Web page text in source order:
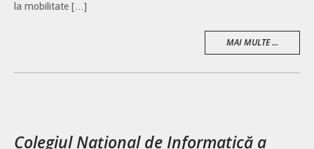
la mobilitate […]
MAI MULTE ...
Colegiul Național de Informatică a